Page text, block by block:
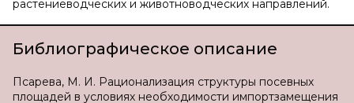
растениеводческих и животноводческих направлений.
Библиографическое описание
Псарева, М. И. Рационализация структуры посевных
площадей в условиях необходимости импортзамещения